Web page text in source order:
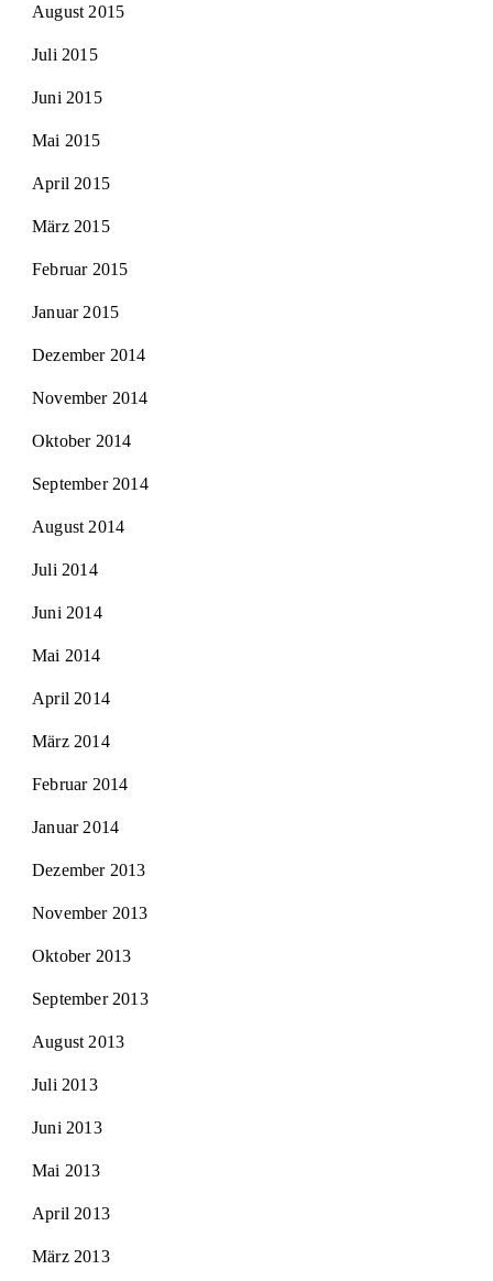
August 2015
Juli 2015
Juni 2015
Mai 2015
April 2015
März 2015
Februar 2015
Januar 2015
Dezember 2014
November 2014
Oktober 2014
September 2014
August 2014
Juli 2014
Juni 2014
Mai 2014
April 2014
März 2014
Februar 2014
Januar 2014
Dezember 2013
November 2013
Oktober 2013
September 2013
August 2013
Juli 2013
Juni 2013
Mai 2013
April 2013
März 2013